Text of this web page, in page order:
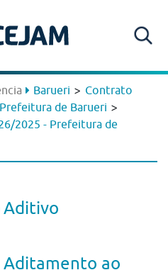
Barueri > Contrato
de Barueri >
2025 - Prefeitura de
Aditivo
Aditamento ao